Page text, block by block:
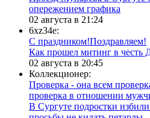
опережением графика
02 августа в 21:24
6xz34e:
С праздником!Поздравляем!
Как прошел митинг в
02 августа в 20:45
Коллекционер:
Проверка - она всем
проверка в отношении
В Сургуте подростки